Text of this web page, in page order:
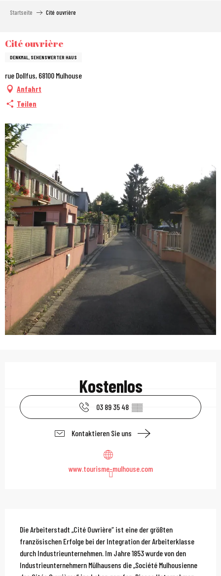
principal
Startseite Cité ouvrière
Cité ouvrière
DENKMAL, SEHENSWERTER HAUS
rue Dollfus, 68100 Mulhouse
Anfahrt
Teilen
Öffnungszeiten &
Kostenlos
03 89 35 48 ▒▒
Kontaktieren Sie uns
www.tourisme-mulhouse.com
Beschreibung
Die Arbeiterstadt „Cité Ouvrière“ ist eine der größten
französischen Erfolge bei der Integration der Arbeiterklasse
durch Industrieunternehmen. Im Jahre 1853 wurde von den
Industrieunternehmern Mülhausens die „Société Mulhousienne